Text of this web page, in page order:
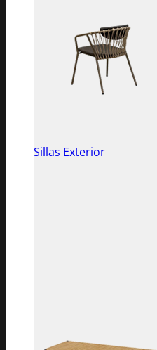
Sillas Exterior